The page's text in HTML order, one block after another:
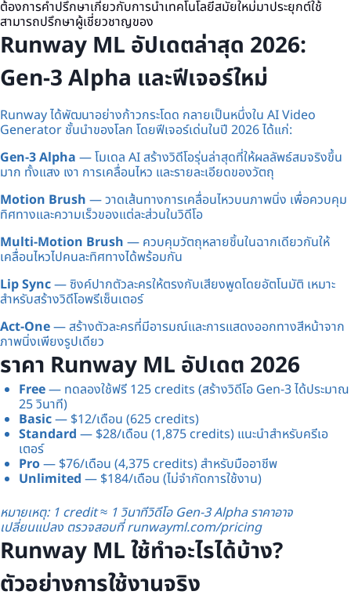
ต้องการคำปรึกษาเกี่ยวกับการนำเทคโนโลยีสมัยใหม่มาประยุกต์ใช้
สามารถปรึกษาผู้เชี่ยวชาญของ
Runway ML อัปเดตล่าสุด 2026:
Gen-3 Alpha และฟีเจอร์ใหม่
Runway ได้พัฒนาอย่างก้าวกระโดด กลายเป็นหนึ่งใน AI Video
Generator ชั้นนำของโลก โดยฟีเจอร์เด่นในปี 2026 ได้แก่:
Gen-3 Alpha — โมเดล AI สร้างวิดีโอรุ่นล่าสุดที่ให้ผลลัพธ์สมจริงขึ้น
มาก ทั้งแสง เงา การเคลื่อนไหว และรายละเอียดของวัตถุ
Motion Brush — วาดเส้นทางการเคลื่อนไหวบนภาพนิ่ง เพื่อควบคุม
ทิศทางและความเร็วของแต่ละส่วนในวิดีโอ
Multi-Motion Brush — ควบคุมวัตถุหลายชิ้นในฉากเดียวกันให้
เคลื่อนไหวไปคนละทิศทางได้พร้อมกัน
Lip Sync— ซิงค์ปากตัวละครให้ตรงกับเสียงพูดโดยอัตโนมัติ เหมาะ
สำหรับสร้างวิดีโอพรีเซ็นเตอร์
Act-One— สร้างตัวละครที่มีอารมณ์และการแสดงออกทางสีหน้าจาก
ภาพนิ่งเพียงรูปเดียว
ราคา Runway ML อัปเดต 2026
Free— ทดลองใช้ฟรี 125 credits (สร้างวิดีโอ Gen-3 ได้ประมาณ
25 วินาที)
Basic— $12/เดือน (625 credits)
Standard — $28/เดือน (1,875 credits) แนะนำสำหรับครีเอ
เตอร์
Pro— $76/เดือน (4,375 credits) สำหรับมืออาชีพ
Unlimited — $184/เดือน (ไม่จำกัดการใช้งาน)
หมายเหตุ: 1 credit ≈ 1 วินาทีวิดีโอ Gen-3 Alpha ราคาอาจ
เปลี่ยนแปลง ตรวจสอบที่runwayml.com/pricing
Runway ML ใช้ทำอะไรได้บ้าง?
ตัวอย่างการใช้งานจริง